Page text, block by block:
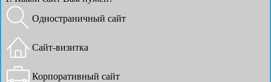
Одностраничный сайт
Сайт-визитка
Корпоративный сайт